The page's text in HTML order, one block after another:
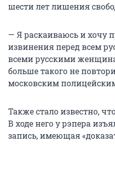
шести лет лишения
— Я раскаиваюсь и хочу
извинения перед всем
всеми русскими
больше такого не
московским
Также стало известно,
В ходе него у рэпера
запись, имеющая